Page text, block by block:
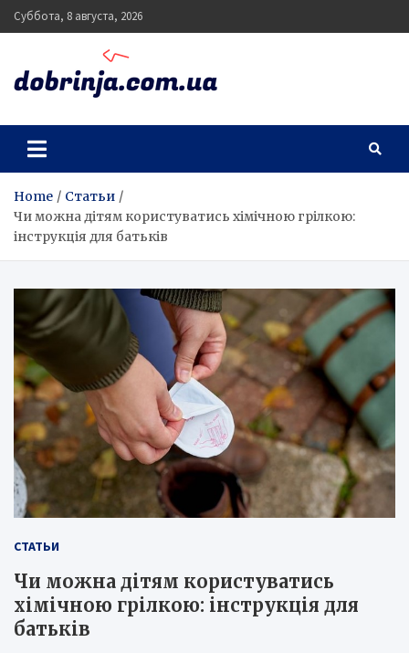
Skip
to
Суббота, 8 августа, 2026
dobrinja.com.ua
Home
Статьи
Чи можна дітям користуватись хімічною грілкою:
інструкція для батьків
СТАТЬИ
Чи можна дітям користуватись
хімічною грілкою: інструкція для
батьків